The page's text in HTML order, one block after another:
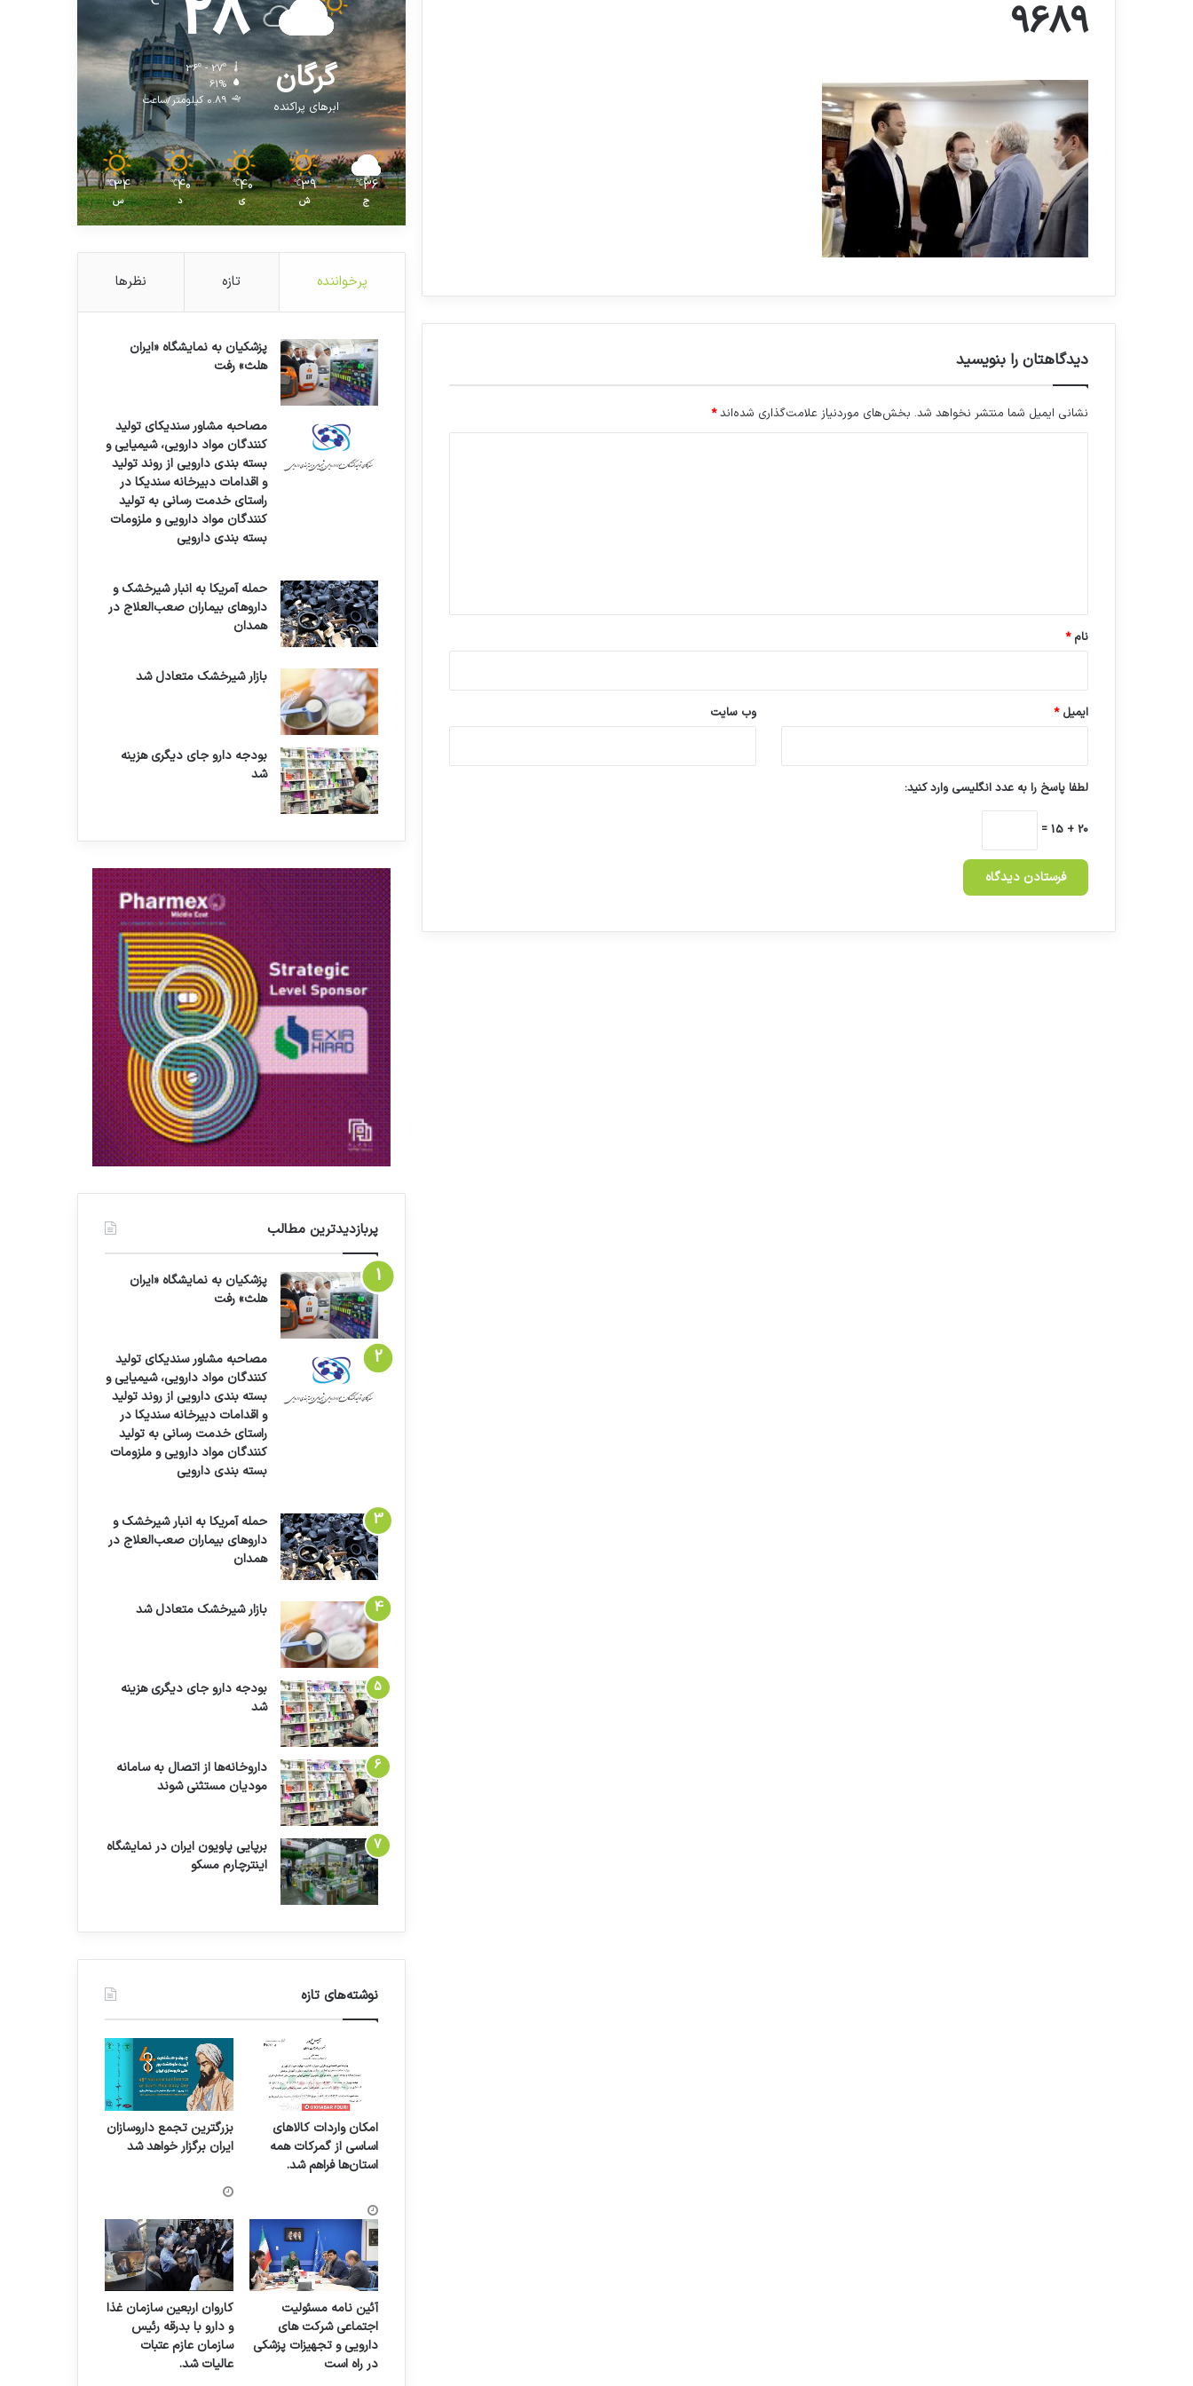
9689
دیدگاهتان را بنویسید
نشانی ایمیل شما منتشر نخواهد شد. بخش‌های موردنیاز علامت‌گذاری شده‌اند*
نام*
ایمیل* وب‌ سایت
لطفا پاسخ را به عدد انگلیسی وارد کنید:
20 + 15 =
گرگان
ابرهای پراکنده
36º - 27º
61%
0.89 کیلومتر/ساعت
36
℃
ج
39
℃
ش
40
℃
ی
40
℃
د
34
℃
س
پرخواننده تازه نظرها
پزشکیان به نمایشگاه «ایران
هلث» رفت
مصاحبه مشاور سندیکای تولید
کنندگان مواد دارویی، شیمیایی و
بسته بندی دارویی از روند تولید
و اقدامات دبیرخانه سندیکا در
راستای خدمت رسانی به تولید
کنندگان مواد دارویی و ملزومات
بسته بندی دارویی
حمله آمریکا به انبار شیرخشک و
داروهای بیماران صعب‌العلاج در
همدان
بازار شیرخشک متعادل شد
بودجه دارو جای دیگری هزینه
شد
پربازدیدترین مطالب
پزشکیان به نمایشگاه «ایران
هلث» رفت
مصاحبه مشاور سندیکای تولید
کنندگان مواد دارویی، شیمیایی و
بسته بندی دارویی از روند تولید
و اقدامات دبیرخانه سندیکا در
راستای خدمت رسانی به تولید
کنندگان مواد دارویی و ملزومات
بسته بندی دارویی
حمله آمریکا به انبار شیرخشک و
داروهای بیماران صعب‌العلاج در
همدان
بازار شیرخشک متعادل شد
بودجه دارو جای دیگری هزینه
شد
داروخانه‌ها از اتصال به سامانه
مودیان مستثنی شوند
برپایی پاویون ایران در نمایشگاه
اینترچارم مسکو
نوشته‌های تازه
امکان واردات کالاهای
اساسی از گمرکات همه
استان‌ها فراهم شد.
بزرگترین تجمع داروسازان
ایران برگزار خواهد شد
آئین نامه مسئولیت
اجتماعی شرکت های
دارویی و تجهیزات پزشکی
در راه است
کاروان اربعین سازمان غذا
و دارو با بدرقه رئیس
سازمان عازم عتبات
عالیات شد.